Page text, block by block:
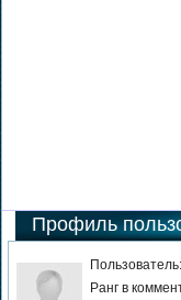
Профиль
Пользователь:
Ранг в